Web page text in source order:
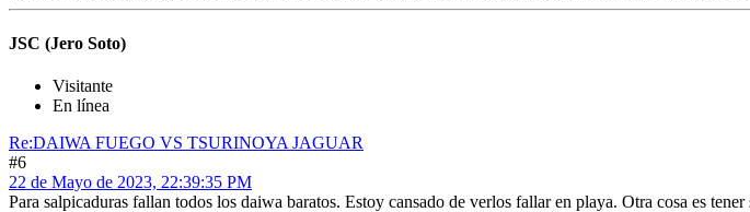
JSC (Jero Soto)
Visitante
En línea
Re:DAIWA FUEGO VS TSURINOYA JAGUAR
#6
22 de Mayo de 2023, 22:39:35 PM
Para salpicaduras fallan todos los daiwa baratos. Estoy cansado de verlos fallar en playa. Otra cosa es